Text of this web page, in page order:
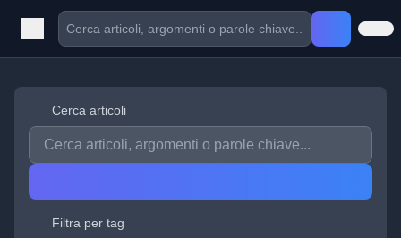
Cerca articoli
Filtra per tag